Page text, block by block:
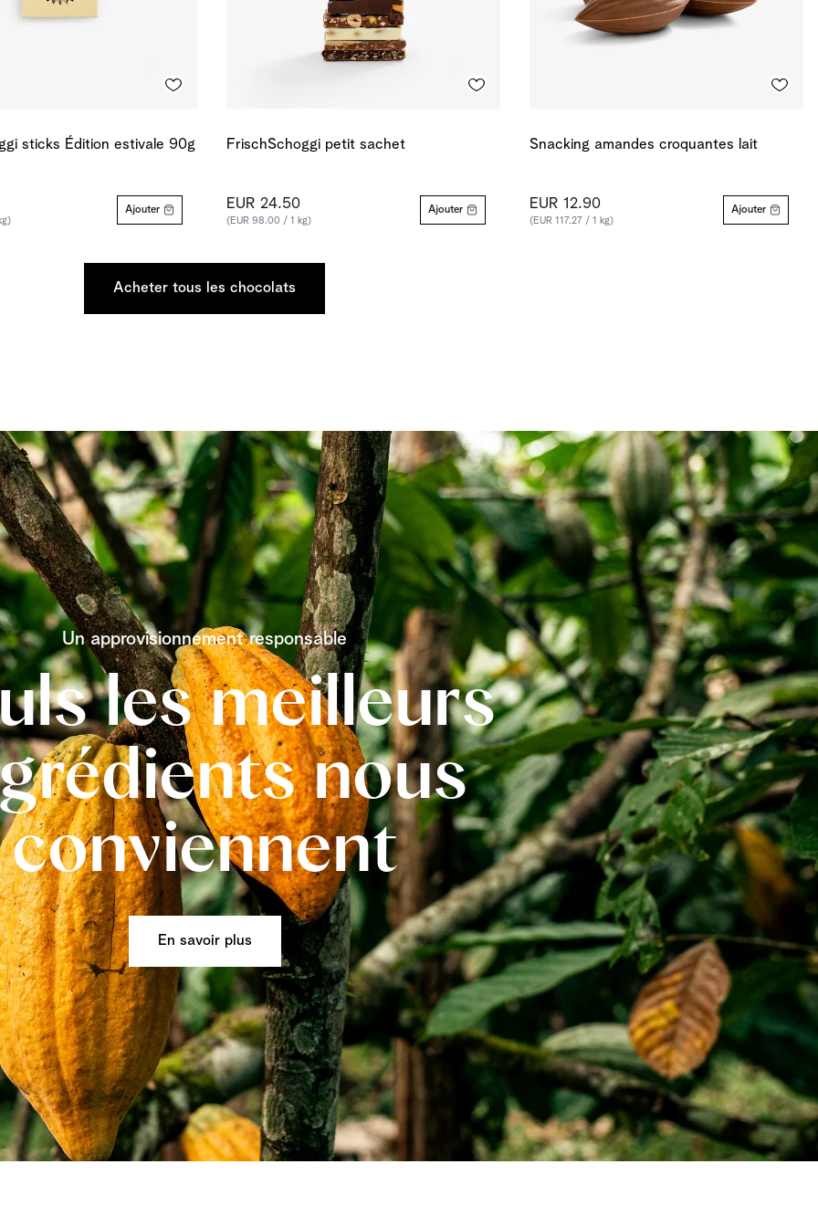
sticks Édition estivale 90g
Ajouter
FrischSchoggi petit sachet
EUR 24.50
(EUR 98.00 / 1 kg)
Ajouter
Snacking amandes croquantes lait
EUR 12.90
(EUR 117.27 / 1 kg)
Ajouter
Acheter tous les chocolats
Un approvisionnement responsable
les meilleurs
nous
conviennent
En savoir plus